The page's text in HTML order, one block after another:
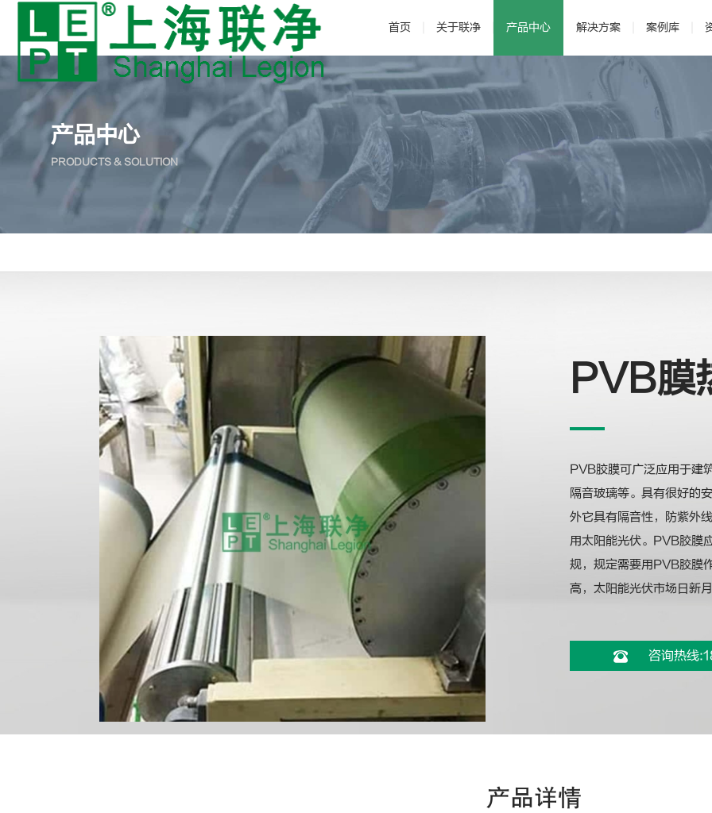
首页 关于联净
· 公司介绍 · 研发与专利
产品中心
· 辊压机
解决方案
· 新材料
案例库
产品中心
PRODUCTS & SOLUTION
PVB膜
PVB胶膜可广泛应用于建
隔音玻璃等。具有很好的
外它具有隔音性，防紫外
用太阳能光伏。PVB胶膜
规，规定需要用PVB胶膜
高，太阳能光伏市场日新
咨询热线
产品详情